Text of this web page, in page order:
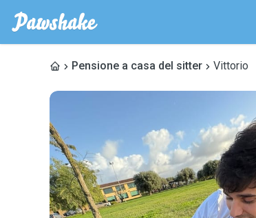
Pensione a casa del sitter Vittorio